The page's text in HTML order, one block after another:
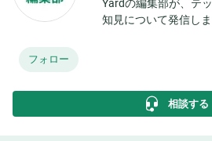
Yardの編集部が、テ
知見について発信しま
フォロー
相談する